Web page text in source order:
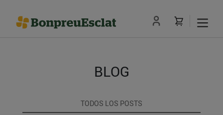
BLOG
TODOS LOS POSTS